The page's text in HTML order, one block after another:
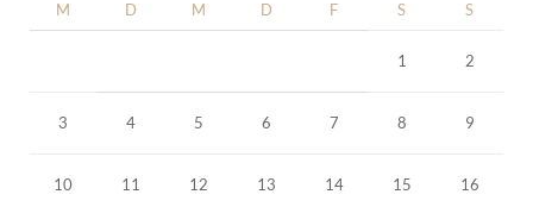
M D M D F S S
1 2
3 4 5 6 7 8 9
10 11 12 13 14 15 16